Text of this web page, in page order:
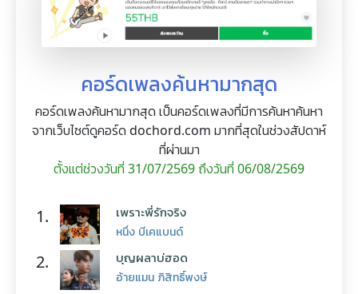
คอร์ดเพลงค้นหามากสุด
คอร์ดเพลงค้นหามากสุด เป็นคอร์ดเพลงที่มีการค้นหาค้นหา
จากเว็บไซต์ดูคอร์ด dochord.com มากที่สุดในช่วงสัปดาห์
ที่ผ่านมา
ตั้งแต่ช่วงวันที่ 31/07/2569 ถึงวันที่ 06/08/2569
1. เพราะพี่รักจริง
หนึ่ง บีเคแบนด์
2. บุญผลาบ่ฮอด
อ้ายแมน ภิสิทธิ์พงษ์